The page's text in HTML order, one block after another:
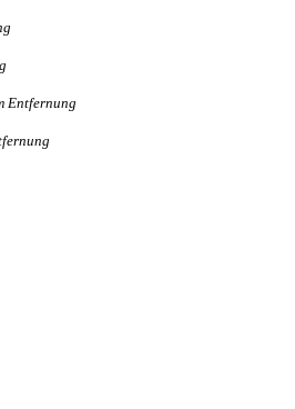
Entfernung